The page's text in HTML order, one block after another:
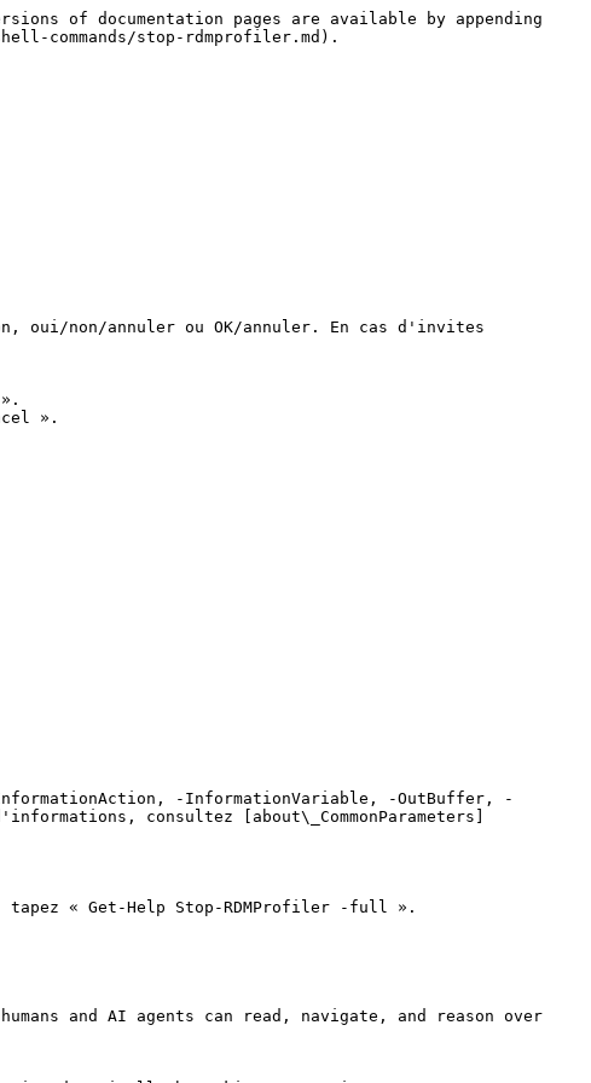
of documentation pages are available by appending
commands/stop-rdmprofiler.md).
oui/non/annuler ou OK/annuler. En cas d'invites
».
-InformationVariable, -OutBuffer, -
consultez [about\_CommonParameters]
« Get-Help Stop-RDMProfiler -full ».
and AI agents can read, navigate, and reason over